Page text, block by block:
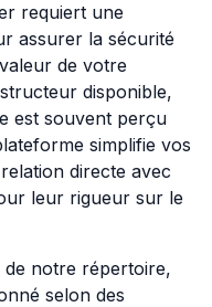
requiert une
assurer la sécurité
de votre
disponible,
est souvent perçu
simplifie vos
directe avec
leur rigueur sur le
notre répertoire,
selon des